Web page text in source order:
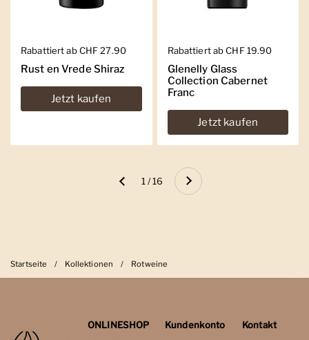
Regulärer Preis
Rabattiert ab CHF 27.90
Rust en Vrede Shiraz
Jetzt kaufen
Regulärer Preis
Rabattiert ab CHF 19.90
Glenelly Glass
Collection Cabernet
Franc
Jetzt kaufen
Zurück 1 / 16 Weiter
Startseite / Kollektionen / Rotweine
ONLINESHOP
Kundenkonto
Kontakt